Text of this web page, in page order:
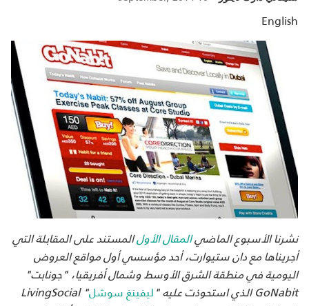
English
نشرنا الأسبوع الماضيالمقال الأولالمستند على المقابلة التي
أجريناها مع دان ستيوارت، أحد مؤسسي أول مواقع العروض
اليومية في منطقة الشرق الأوسط وشمال أفريقيا، "جونابت"
GoNabitالذي استحوذت عليه "ليفينغ سوشل"
LivingSocial